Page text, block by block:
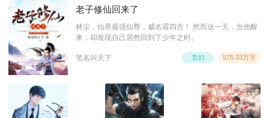
老子修仙回来了
林尘，仙界最强仙尊，威名震四方！ 然而这一天，当他醒
来，却发现自己居然回到了少年之时。
笔名叫天下 575.33万字
玄幻